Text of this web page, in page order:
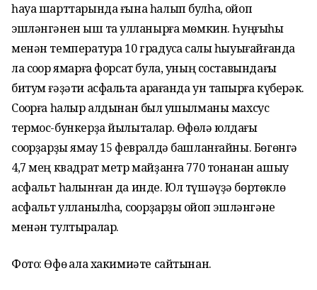
һауа шарттарында ғына һалып булһа, ҡойоп
эшләнгәнен ҡыш та ҡулланырға мөмкин. Һуңғыһы
менән температура 10 градусҡа саҡлы һыуығайғанда
ла соҡор ямарға форсат була, уның составындағы
битум ғәҙәти асфальтҡа ҡарағанда ун тапҡырға күберәк.
Соҡорға һалыр алдынан был ҡушылманы махсус
термос-бункерҙа йылыталар. Өфөлә юлдағы
соҡорҙарҙы ямау 15 февралдә башланғайны. Бөгөнгә
4,7 мең квадрат метр майҙанға 770 тонанан ашыу
асфальт һалынған да инде. Юл түшәүҙә бөртөклө
асфальт ҡулланылһа, соҡорҙарҙы ҡойоп эшләнгәне
менән тултыралар.
Фото: Өфө ҡала хакимиәте сайтынан.